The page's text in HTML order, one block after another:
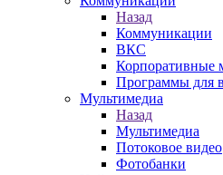
Назад
Коммуникации
ВКС
Корпоративные
Программы для
Мультимедиа
Назад
Мультимедиа
Потоковое видео
Фотобанки